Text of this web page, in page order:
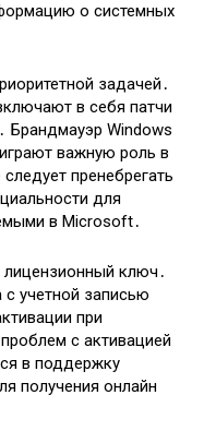
о системных
задачей․
в себя патчи
Брандмауэр Windows
важную роль в
пренебрегать
для
в Microsoft․
лицензионный ключ․
учетной записью
при
с активацией
в поддержку
получения онлайн